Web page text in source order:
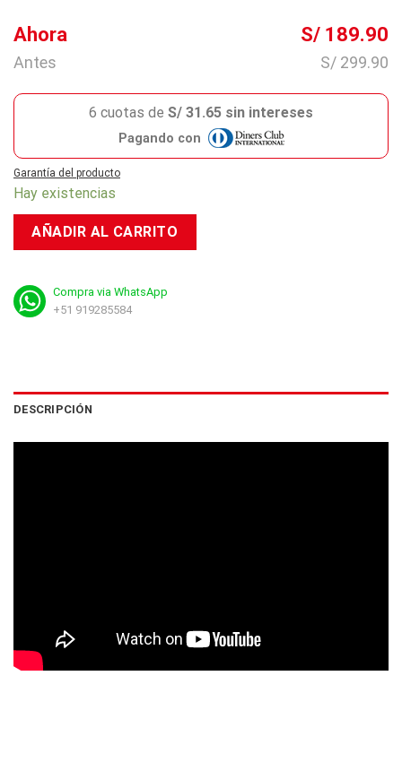
Ahora S/ 189.90
Antes S/ 299.90
6 cuotas de S/ 31.65 sin intereses
Pagando con
Garantía del producto
Hay existencias
AÑADIR AL CARRITO
Compra via WhatsApp
+51 919285584
DESCRIPCIÓN